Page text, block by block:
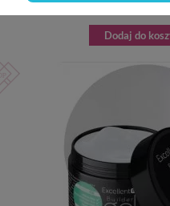
Dodaj do